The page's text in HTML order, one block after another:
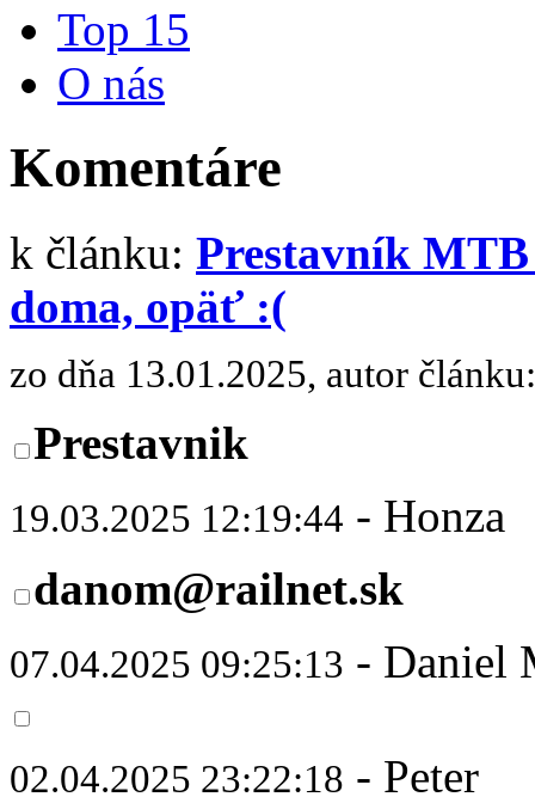
Top 15
O nás
Komentáre
k článku: Prestavník
doma, opäť :(
zo dňa 13.01.2025, autor
Prestavnik
19.03.2025 12:19:44 - Honza
danom@railnet.sk
07.04.2025 09:25:13 - Daniel
02.04.2025 23:22:18 - Peter